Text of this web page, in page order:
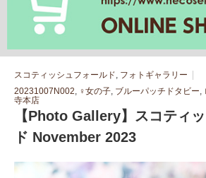
スコティッシュフォールド, フォトギャラリー
20231007N002, ♀女の子, ブルーパッチドタビー,
寺本店
【Photo Gallery】スコティ
ド November 2023